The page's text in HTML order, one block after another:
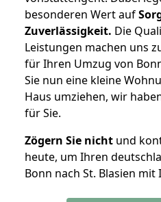
besonderen Wert auf
Zuverlässigkeit. Die
Leistungen machen uns
für Ihren Umzug von
Sie nun eine kleine
Haus umziehen, wir
für Sie.
Zögern Sie nicht und
heute, um Ihren
Bonn nach St. Blasien mit